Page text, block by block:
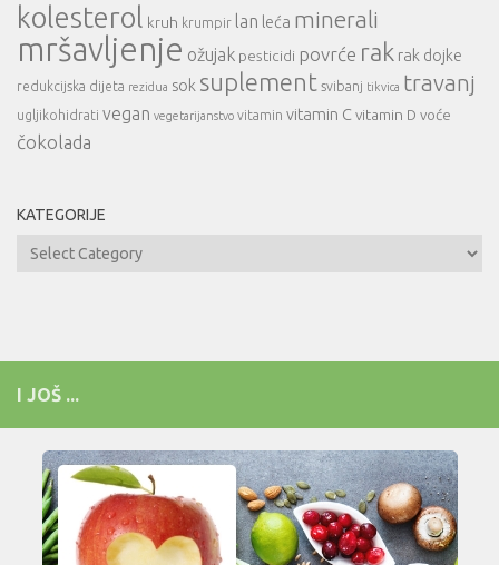
kolesterol kruh krumpir lan leća minerali
mršavljenje ožujak pesticidi povrće rak rak dojke
redukcijska dijeta rezidua sok suplement svibanj tikvica travanj
ugljikohidrati vegan vegetarijanstvo vitamin vitamin C vitamin D voće
čokolada
KATEGORIJE
Kategorije
I JOŠ ...